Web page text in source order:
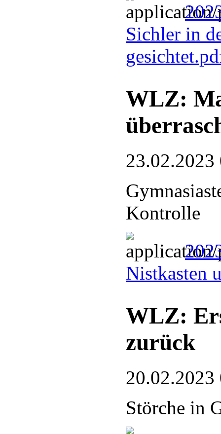
Sichler in
WLZ:
23.02.2023
Kontrolle
Nistkasten
WLZ:
zurück
20.02.2023
Störche in